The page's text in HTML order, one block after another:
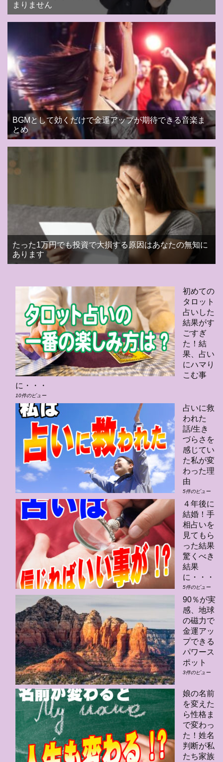
まりません
BGMとして効くだけで金運アップが期待できる音楽ま
とめ
たった1万円でも投資で大損する原因はあなたの無知に
あります
初めての
タロット
占いした
結果がす
ごすぎ
た！結
果、占い
にハマり
こむ事
に・・・
10件のビュー
占いに救
われた
話/生き
づらさを
感じてい
た私が変
わった理
由
5件のビュー
４年後に
結婚！手
相占いを
見てもら
った結果
驚くべき
結果
に・・・
5件のビュー
90％が実
感、地球
の磁力で
金運アッ
プできる
パワース
ポット
3件のビュー
娘の名前
を変えた
ら性格ま
で変わっ
た！姓名
判断が私
たち家族